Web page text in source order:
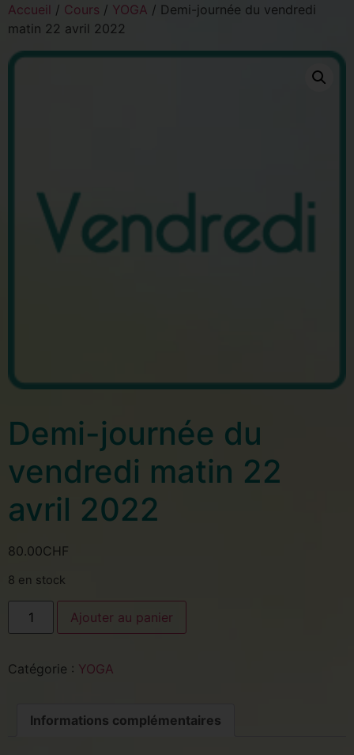
Accueil / Cours / YOGA / Demi-journée du vendredi
matin 22 avril 2022
Demi-journée du
vendredi matin 22
avril 2022
80.00CHF
8 en stock
Ajouter au panier
Catégorie : YOGA
Informations complémentaires